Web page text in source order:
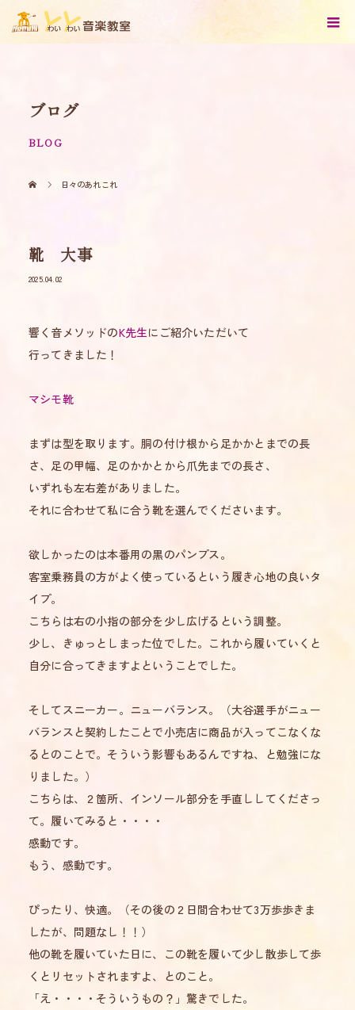
ブログ
BLOG
日々のあれこれ
靴 大事
2025.04.02
響く音メソッドのK先生にご紹介いただいて
行ってきました！
マシモ靴
まずは型を取ります。胴の付け根から足かかとまでの長
さ、足の甲幅、足のかかとから爪先までの長さ、
いずれも左右差がありました。
それに合わせて私に合う靴を選んでくださいます。
欲しかったのは本番用の黒のパンプス。
客室乗務員の方がよく使っているという履き心地の良いタ
イプ。
こちらは右の小指の部分を少し広げるという調整。
少し、きゅっとしまった位でした。これから履いていくと
自分に合ってきますよということでした。
そしてスニーカー。ニューバランス。（大谷選手がニュー
バランスと契約したことで小売店に商品が入ってこなくな
るとのことで。そういう影響もあるんですね、と勉強にな
りました。）
こちらは、２箇所、インソール部分を手直ししてくださっ
て。履いてみると・・・・
感動です。
もう、感動です。
ぴったり、快適。（その後の２日間合わせて3万歩歩きま
したが、問題なし！！）
他の靴を履いていた日に、この靴を履いて少し散歩して歩
くとリセットされますよ、とのこと。
「え・・・・そういうもの？」驚きでした。